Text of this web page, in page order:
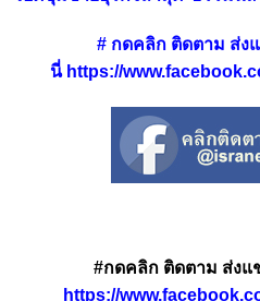
# กดคลิก ติดตาม ส่ง
นี่ https://
#กดคลิก ติดตาม ส่งแ
https://